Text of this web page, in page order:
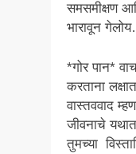
समसमीक्षण
भारावून
*गोर पान*
करताना
वास्तववाद
जीवनाचे
तुमच्या